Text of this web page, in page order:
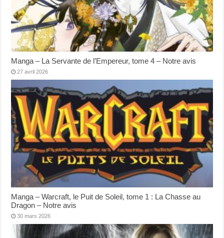
Manga – La Servante de l’Empereur, tome 4 – Notre avis
27 avril 2026
Manga – Warcraft, le Puit de Soleil, tome 1 : La Chasse au
Dragon – Notre avis
30 mars 2026